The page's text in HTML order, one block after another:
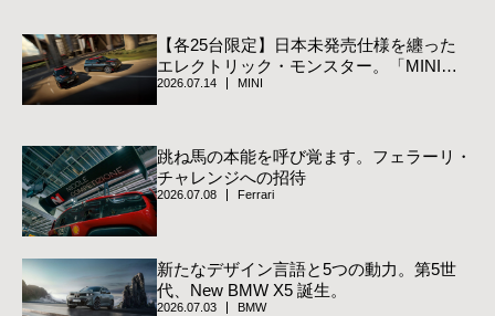
【各25台限定】日本未発売仕様を纏った
エレクトリック・モンスター。「MINI
JCW Track Style Edition」登場
2026.07.14 MINI
跳ね馬の本能を呼び覚ます。フェラーリ・
チャレンジへの招待
2026.07.08 Ferrari
新たなデザイン言語と5つの動力。第5世
代、New BMW X5 誕生。
2026.07.03 BMW